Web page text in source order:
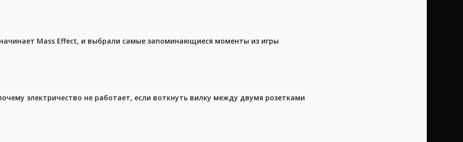
Mass Effect, и выбрали самые запоминающиеся моменты из игры
электричество не работает, если воткнуть вилку между двумя розетками